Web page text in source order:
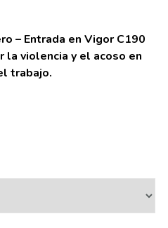
– Entrada en Vigor C190
la violencia y el acoso en
trabajo.